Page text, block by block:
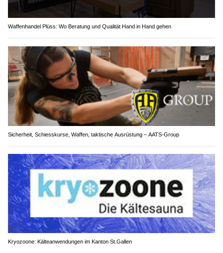
Waffenhandel Plüss: Wo Beratung und Qualität Hand in Hand gehen
Sicherheit, Schiesskurse, Waffen, taktische Ausrüstung – AATS-Group
Kryozoone: Kälteanwendungen im Kanton St.Gallen